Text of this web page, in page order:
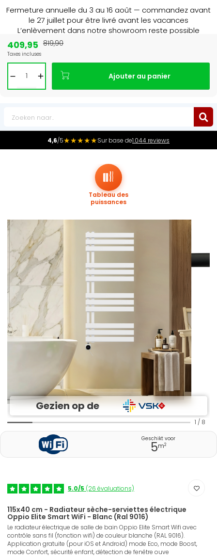
Fermeture annuelle du 3 au 16 août — commandez avant
le 27 juillet pour être livré avant les vacances
L’enlèvement dans notre showroom reste possible
jusqu’au 1er août à 16 h 30.
4,6/5★★★★★Sur base de1.044 reviews
Gezien op de
Tableau des
puissances
1 / 8
Geschikt voor
5m2
5.0/5 (26 évaluations)
115x40 cm - Radiateur sèche-serviettes électrique
Oppio Elite Smart WiFi - Blanc (Ral 9016)
Le radiateur électrique de salle de bain Oppio Elite Smart Wifi avec
contrôle sans fil (fonction wifi) de couleur blanche (RAL 9016).
Application gratuite (pour iOS et Android) mode Eco, mode Boost,
mode Confort, sécurité enfant, détection de fenêtre ouve
409,95
Taxes incluses
819,90
Ajouter au panier